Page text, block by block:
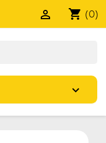
shopping_cart (0)

